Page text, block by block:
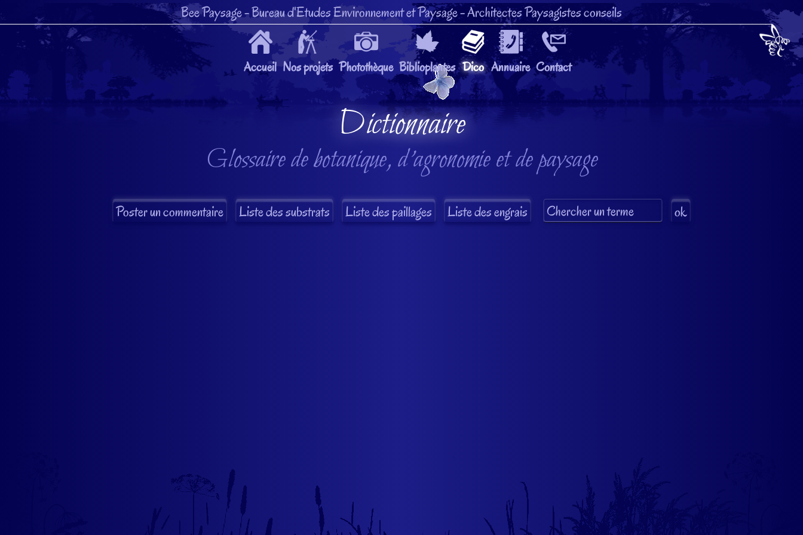
Bee Paysage- Bureau d'Etudes Environnement et Paysage- Architectes Paysagistes conseils
Accueil Nos projets Photothèque Biblioplantes Dico Annuaire Contact
Dictionnaire
Glossaire de botanique, d'agronomie et de paysage
Liste des substrats Liste des paillages Liste des engrais